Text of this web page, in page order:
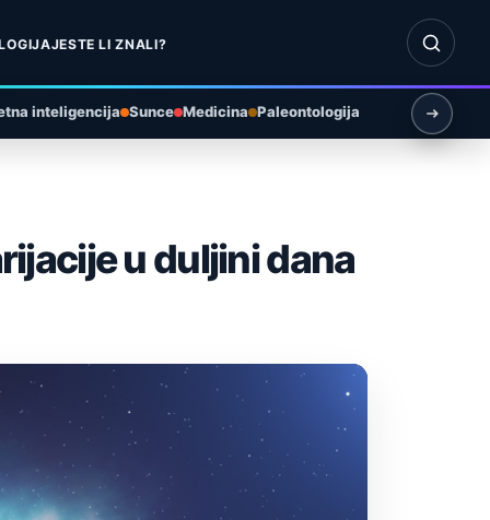
JESTE LI ZNALI?
Otvori
inteligencija Sunce Medicina Paleontologija
u duljini dana